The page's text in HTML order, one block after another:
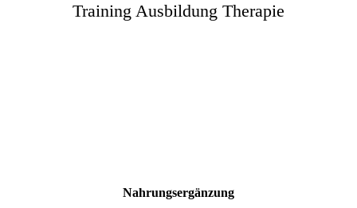
Training Ausbildung Therapie
Nahrungsergänzung